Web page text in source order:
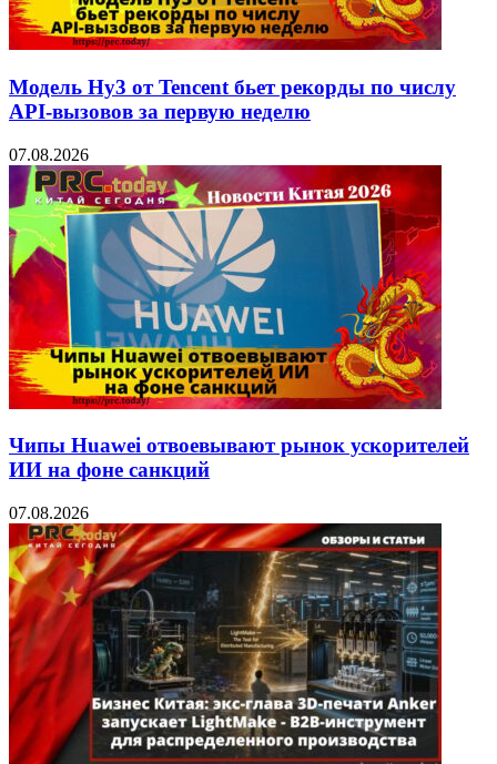
Модель Hy3 от Tencent бьет рекорды по числу
API-вызовов за первую неделю
07.08.2026
Чипы Huawei отвоевывают рынок ускорителей
ИИ на фоне санкций
07.08.2026